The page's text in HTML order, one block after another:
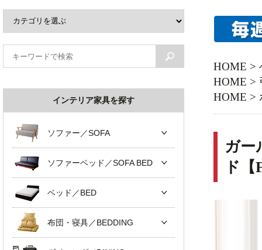
HOME >
HOME >
HOME >
ガー
ド
インテリア家具を探す
ソファー／SOFA
ソファーベッド／SOFA BED
ベッド／BED
布団・寝具／BEDDING